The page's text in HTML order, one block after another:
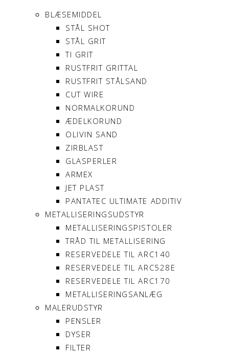
BLÆSEMIDDEL
STÅL SHOT
STÅL GRIT
TI GRIT
RUSTFRIT GRITTAL
RUSTFRIT STÅLSAND
CUT WIRE
NORMALKORUND
ÆDELKORUND
OLIVIN SAND
ZIRBLAST
GLASPERLER
ARMEX
JET PLAST
PANTATEC ULTIMATE ADDITIV
METALLISERINGSUDSTYR
METALLISERINGSPISTOLER
TRÅD TIL METALLISERING
RESERVEDELE TIL ARC140
RESERVEDELE TIL ARC528E
RESERVEDELE TIL ARC170
METALLISERINGSANLÆG
MALERUDSTYR
PENSLER
DYSER
FILTER